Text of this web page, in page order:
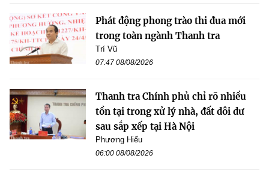
Phát động phong trào thi đua mới
trong toàn ngành Thanh tra
Trí Vũ
07:47 08/08/2026
Thanh tra Chính phủ chỉ rõ nhiều
tồn tại trong xử lý nhà, đất dôi dư
sau sắp xếp tại Hà Nội
Phương Hiếu
06:00 08/08/2026